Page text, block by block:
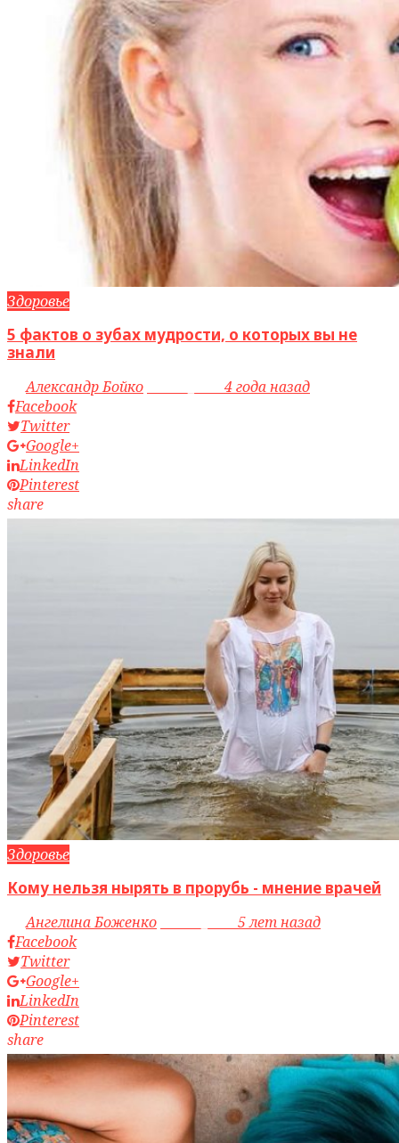
Здоровье
5 фактов о зубах мудрости, о которых вы не
знали
byАлександр Бойко
4 года назад
Facebook
Twitter
Google+
LinkedIn
Pinterest
share
Здоровье
Кому нельзя нырять в прорубь - мнение врачей
byАнгелина Боженко
5 лет назад
Facebook
Twitter
Google+
LinkedIn
Pinterest
share